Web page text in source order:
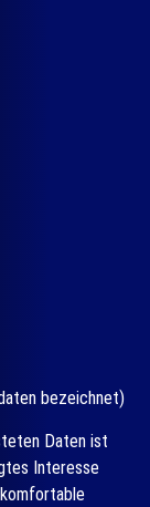
bezeichnet)
Daten ist
Interesse